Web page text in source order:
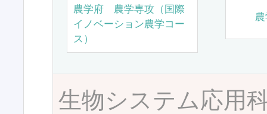
農学府 農学専攻（国際
イノベーション農学コー
ス）
生物システム応用